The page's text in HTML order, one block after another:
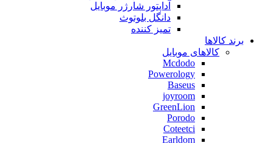
آداپتور شارژر موبایل
دانگل بلوتوث
تمیز کننده
برند کالاها
کالاهای موبایل
Mcdodo
Powerology
Baseus
joyroom
GreenLion
Porodo
Coteetci
Earldom